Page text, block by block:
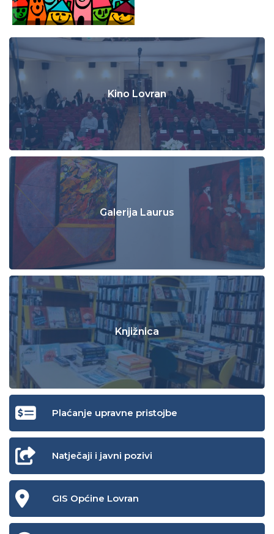
Kino Lovran
Galerija Laurus
Knjižnica
Plaćanje upravne pristojbe
Natječaji i javni pozivi
GIS Općine Lovran